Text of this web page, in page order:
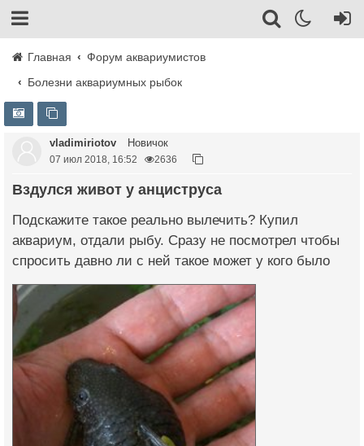
Главная
Форум аквариумистов
Болезни аквариумных рыбок
vladimiriotov Новичок
07 июл 2018, 16:52 2636
Вздулся живот у анциструса
Подскажите такое реально вылечить? Купил
аквариум, отдали рыбу. Сразу не посмотрел чтобы
спросить давно ли с ней такое может у кого было